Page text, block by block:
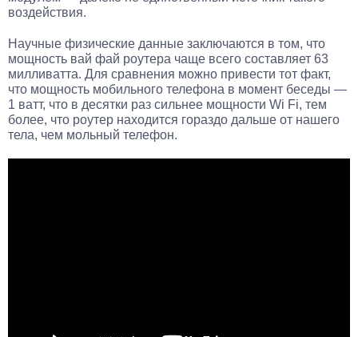
воздействия.
Научные физические данные заключаются в том, что
мощность вай фай роутера чаще всего составляет 63
милливатта. Для сравнения можно привести тот факт,
что мощность мобильного телефона в момент беседы —
1 ватт, что в десятки раз сильнее мощности Wi Fi, тем
более, что роутер находится гораздо дальше от нашего
тела, чем мольный телефон.